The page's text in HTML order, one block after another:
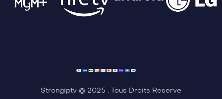
Strongiptv © 2025 . Tous Droits Reserve